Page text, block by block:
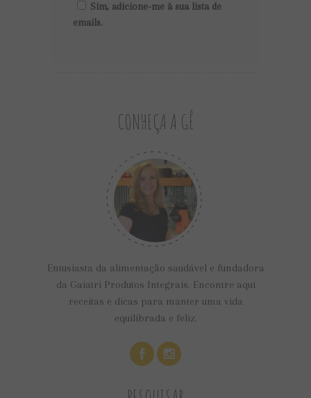
Sim, adicione-me à sua lista de
emails.
CONHEÇA A GÊ
Entusiasta da alimentação saudável e fundadora
da Gaiatri Produtos Integrais. Encontre aqui
receitas e dicas para manter uma vida
equilibrada e feliz.